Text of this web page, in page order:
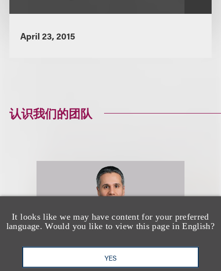
It looks like we may have content for your preferred
language. Would you like to view this page in English?
YES
April 23, 2015
认识我们的团队